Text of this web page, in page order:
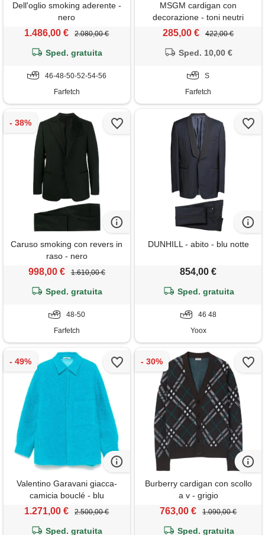
Dell'oglio smoking aderente -
nero
1.486,00 € 2.080,00 €
Sped. gratuita
46-48-50-52-54-56
Farfetch
MSGM cardigan con
decorazione - toni neutri
285,00 € 422,00 €
Sped. 10,00 €
S
Farfetch
Caruso smoking con revers in
raso - nero
998,00 € 1.610,00 €
Sped. gratuita
48-50
Farfetch
DUNHILL - abito - blu notte
854,00 €
Sped. gratuita
46 48
Yoox
Valentino Garavani giacca-
camicia bouclé - blu
1.271,00 € 2.500,00 €
Sped. gratuita
Burberry cardigan con scollo
a v - grigio
763,00 € 1.090,00 €
Sped. gratuita